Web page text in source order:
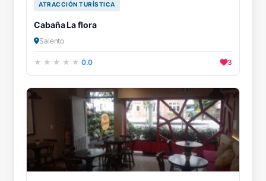
ATRACCIÓN TURÍSTICA
Cabaña La flora
Salento
0.0 3